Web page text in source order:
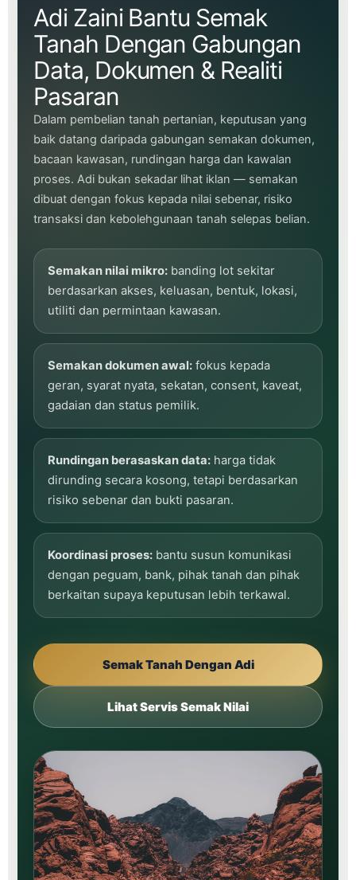
Adi Zaini Bantu Semak
Tanah Dengan Gabungan
Data, Dokumen & Realiti
Pasaran
Dalam pembelian tanah pertanian, keputusan yang
baik datang daripada gabungan semakan dokumen,
bacaan kawasan, rundingan harga dan kawalan
proses. Adi bukan sekadar lihat iklan — semakan
dibuat dengan fokus kepada nilai sebenar, risiko
transaksi dan kebolehgunaan tanah selepas belian.
Semakan nilai mikro: banding lot sekitar
berdasarkan akses, keluasan, bentuk, lokasi,
utiliti dan permintaan kawasan.
Semakan dokumen awal: fokus kepada
geran, syarat nyata, sekatan, consent, kaveat,
gadaian dan status pemilik.
Rundingan berasaskan data: harga tidak
dirunding secara kosong, tetapi berdasarkan
risiko sebenar dan bukti pasaran.
Koordinasi proses: bantu susun komunikasi
dengan peguam, bank, pihak tanah dan pihak
berkaitan supaya keputusan lebih terkawal.
Semak Tanah Dengan Adi
Lihat Servis Semak Nilai